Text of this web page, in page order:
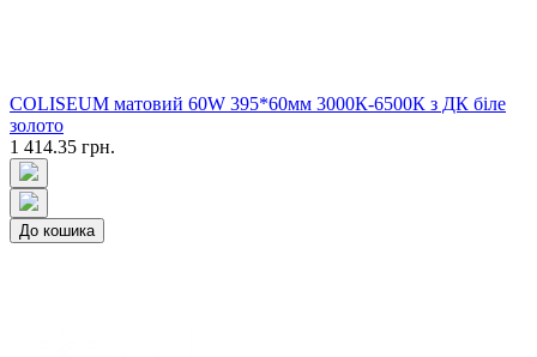
COLISEUM матовий 60W 395*60мм 3000К-6500К з ДК біле
золото
1 414.35 грн.
До кошика